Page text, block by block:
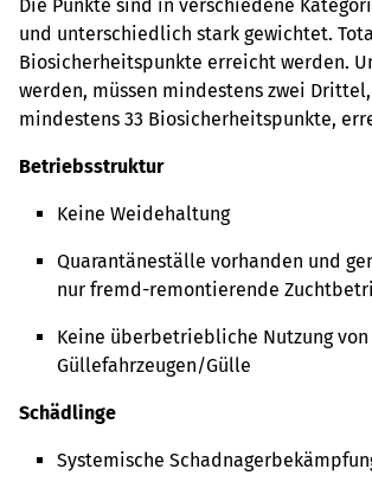
Die Punkte sind in verschiedene
und unterschiedlich stark gewichtet.
Biosicherheitspunkte erreicht werden.
werden, müssen mindestens zwei
mindestens 33 Biosicherheitspunkte,
Betriebsstruktur
Keine Weidehaltung
Quarantäneställe vorhanden und
nur fremd-remontierende
Keine überbetriebliche Nutzung von
Güllefahrzeugen/Gülle
Schädlinge
Systemische